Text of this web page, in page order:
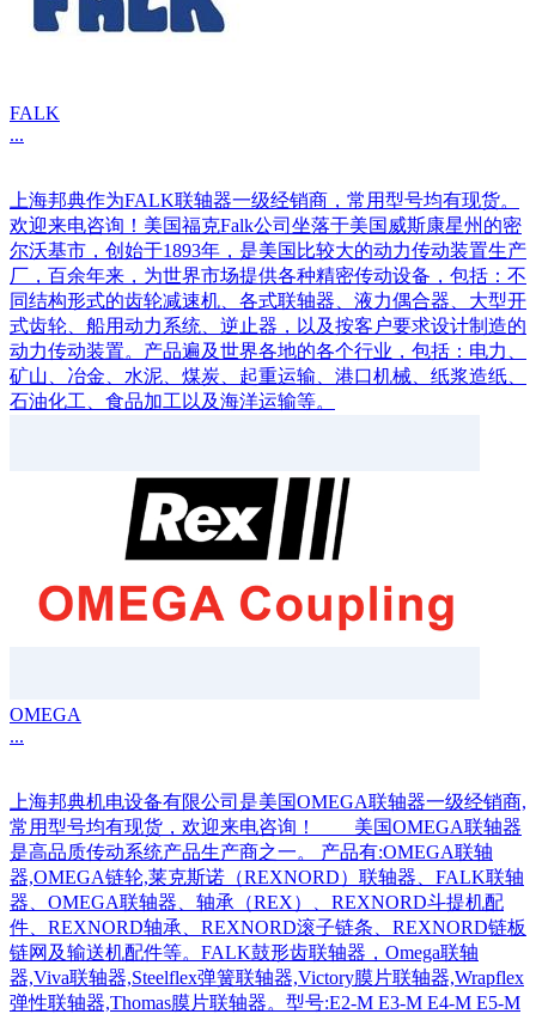
FALK
...
上海邦典作为FALK联轴器一级经销商，常用型号均有现货。
欢迎来电咨询！美国福克Falk公司坐落于美国威斯康星州的密
尔沃基市，创始于1893年，是美国比较大的动力传动装置生产
厂，百余年来，为世界市场提供各种精密传动设备，包括：不
同结构形式的齿轮减速机、各式联轴器、液力偶合器、大型开
式齿轮、船用动力系统、逆止器，以及按客户要求设计制造的
动力传动装置。产品遍及世界各地的各个行业，包括：电力、
矿山、冶金、水泥、煤炭、起重运输、港口机械、纸浆造纸、
石油化工、食品加工以及海洋运输等。
OMEGA
...
上海邦典机电设备有限公司是美国OMEGA联轴器一级经销商,
常用型号均有现货，欢迎来电咨询！ 美国OMEGA联轴器
是高品质传动系统产品生产商之一。 产品有:OMEGA联轴
器,OMEGA链轮,莱克斯诺（REXNORD）联轴器、FALK联轴
器、OMEGA联轴器、轴承（REX）、REXNORD斗提机配
件、REXNORD轴承、REXNORD滚子链条、REXNORD链板
链网及输送机配件等。FALK鼓形齿联轴器，Omega联轴
器,Viva联轴器,Steelflex弹簧联轴器,Victory膜片联轴器,Wrapflex
弹性联轴器,Thomas膜片联轴器。型号:E2-M E3-M E4-M E5-M